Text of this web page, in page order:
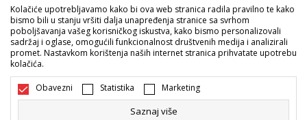
Bosna i Hercegovina Promijenite
Kolačiće upotrebljavamo kako bi ova web stranica radila pravilno te kako
bismo bili u stanju vršiti dalja unapređenja stranice sa svrhom
poboljšavanja vašeg korisničkog iskustva, kako bismo personalizovali
sadržaj i oglase, omogućili funkcionalnost društvenih medija i analizirali
promet. Nastavkom korištenja naših internet stranica prihvatate upotrebu
kolačića.
Obavezni Statistika Marketing
Saznaj više